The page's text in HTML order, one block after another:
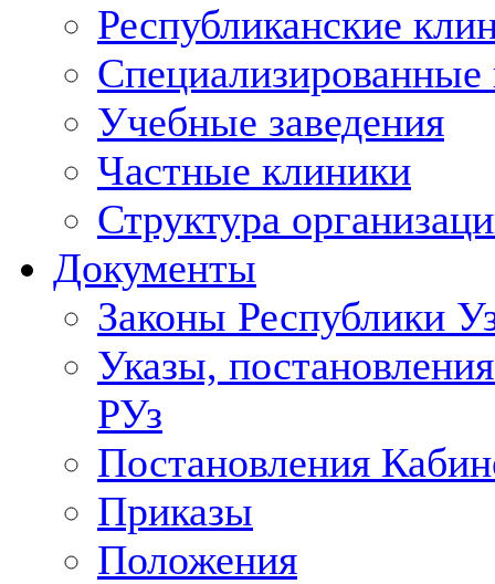
Республиканские
Учебные заведения
Частные клиники
Структура
Документы
Законы Республики
Указы,
РУз
Постановления
Приказы
Положения